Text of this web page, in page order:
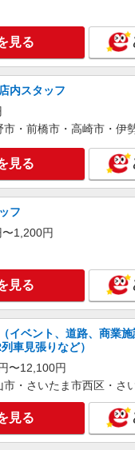
すき家の店舗スタッフ
時給1,180円 ※22:00
高校生時給1,140円 ※早
＋150円
千葉県千葉市中央区
プ
フードサービスカンパニ
福祉施設での調理補助
します。 ※AP評価制度
り時給を見直します。 ※
志）：あり 年2回。勤
イリーゼ千葉新宿 （
プ
店
未経験OK！ピザハッ
（インストア）
時給1,150円以上 平日
祝日 時給1,150円以上 高
千葉県千葉市中央区
見る
内スタッフ
市・前橋市・高崎市・伊
見る
フ
1,200円
見る
イベント、道路、商業施
車見張りなど）
〜12,100円
市・さいたま市西区・さ
見る